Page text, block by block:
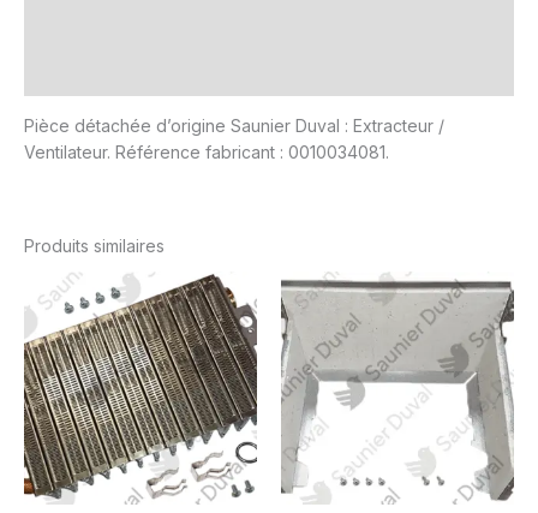
Pièce détachée d’origine Saunier Duval : Extracteur /
Ventilateur. Référence fabricant : 0010034081.
Produits similaires